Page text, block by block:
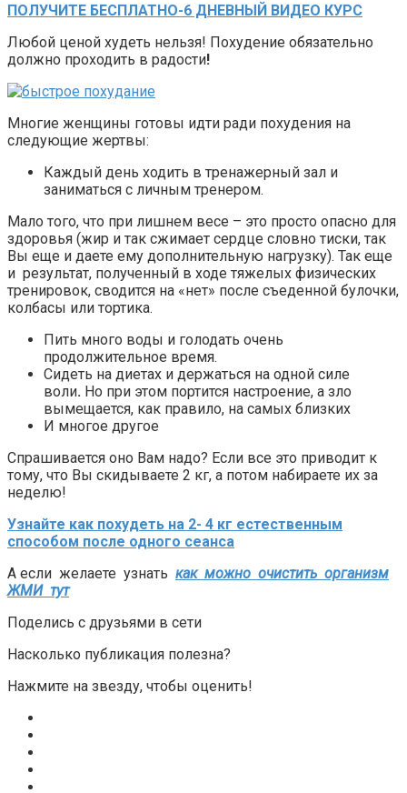
ПОЛУЧИТЕ БЕСПЛАТНО-6 ДНЕВНЫЙ ВИДЕО КУРС
Любой ценой худеть нельзя! Похудение обязательно
должно проходить в радости!
Многие женщины готовы идти ради похудения на
следующие жертвы:
Каждый день ходить в тренажерный зал и
заниматься с личным тренером.
Мало того, что при лишнем весе – это просто опасно для
здоровья (жир и так сжимает сердце словно тиски, так
Вы еще и даете ему дополнительную нагрузку). Так еще
и результат, полученный в ходе тяжелых физических
тренировок, сводится на «нет» после съеденной булочки,
колбасы или тортика.
Пить много воды и голодать очень
продолжительное время.
Сидеть на диетах и держаться на одной силе
воли. Но при этом портится настроение, а зло
вымещается, как правило, на самых близких
И многое другое
Спрашивается оно Вам надо? Если все это приводит к
тому, что Вы скидываете 2 кг, а потом набираете их за
неделю!
Узнайте как похудеть на 2- 4 кг естественным
способом после одного сеанса
А если желаете узнать как можно очистить организм
ЖМИ тут
Поделись с друзьями в сети
Насколько публикация полезна?
Нажмите на звезду, чтобы оценить!